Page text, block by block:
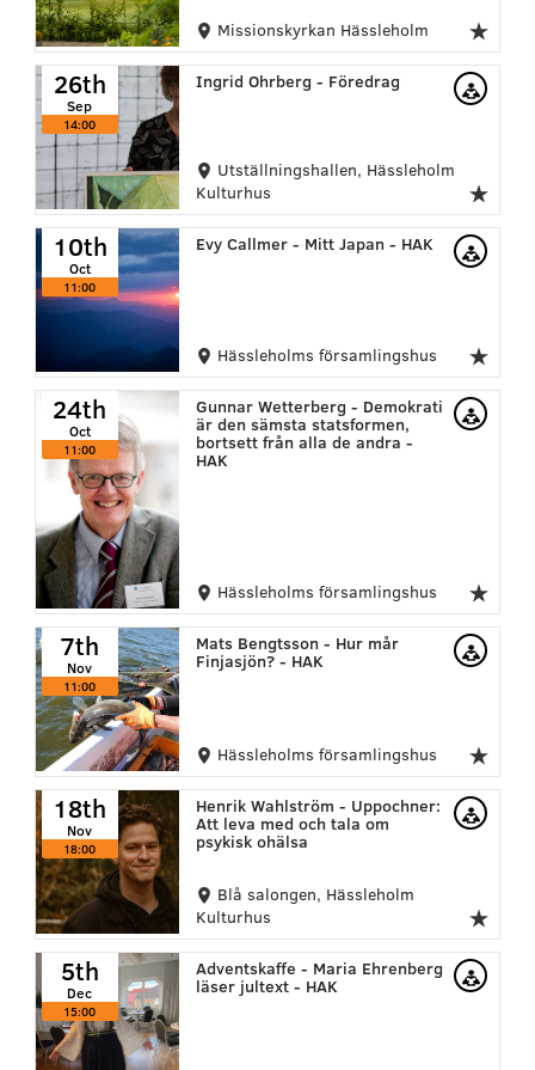
Missionskyrkan Hässleholm
Ingrid Ohrberg - Föredrag
26th
Sep
14:00
Utställningshallen, Hässleholm
Kulturhus
Evy Callmer - Mitt Japan - HAK
10th
Oct
11:00
Hässleholms församlingshus
Gunnar Wetterberg - Demokrati
är den sämsta statsformen,
bortsett från alla de andra -
HAK
24th
Oct
11:00
Hässleholms församlingshus
Mats Bengtsson - Hur mår
Finjasjön? - HAK
7th
Nov
11:00
Hässleholms församlingshus
Henrik Wahlström - Uppochner:
Att leva med och tala om
psykisk ohälsa
18th
Nov
18:00
Blå salongen, Hässleholm
Kulturhus
Adventskaffe - Maria Ehrenberg
läser jultext - HAK
5th
Dec
15:00